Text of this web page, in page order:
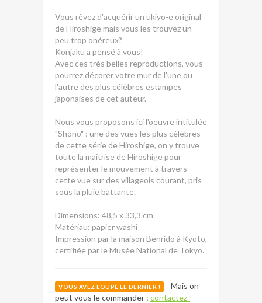
Vous rêvez d'acquérir un ukiyo-e original
de Hiroshige mais vous les trouvez un
peu trop onéreux?
Konjaku a pensé à vous!
Avec ces très belles reproductions, vous
pourrez décorer votre mur de l'une ou
l'autre des plus célèbres estampes
japonaises de cet auteur.
Nous vous proposons ici l'oeuvre intitulée
"Shono" : une des vues les plus célèbres
de cette série de Hiroshige, on y trouve
toute la maitrise de Hiroshige pour
représenter le mouvement à travers
cette vue sur des villageois courant, pris
sous la pluie battante.
Dimensions: 48,5 x 33,3 cm
Matériau: papier washi
Impression par la maison Benrido à Kyoto,
certifiée par le Musée National de Tokyo.
VOUS AVEZ LOUPÉ LE DERNIER !
Mais on
peut vous le commander : contactez-